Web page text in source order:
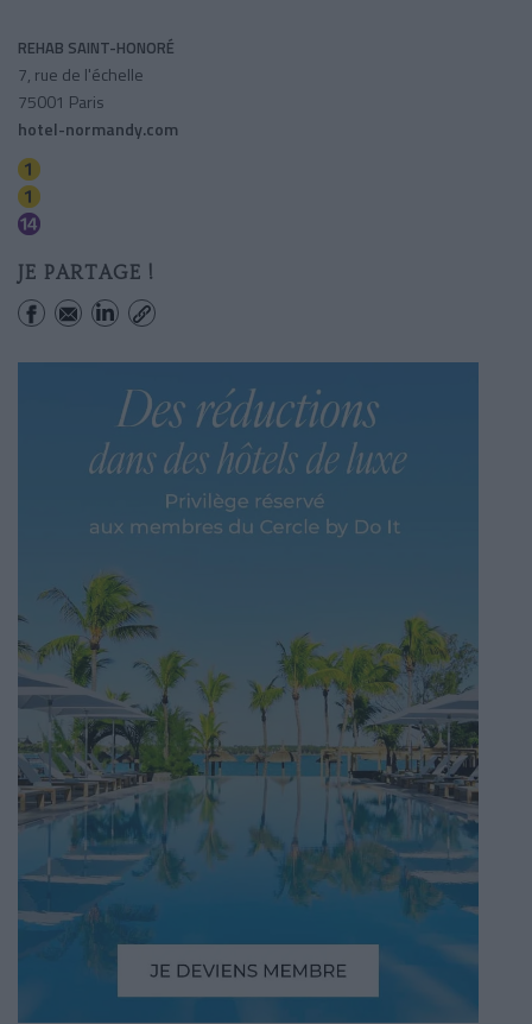
REHAB SAINT-HONORÉ
7, rue de l'échelle
75001 Paris
hotel-normandy.com
JE PARTAGE !